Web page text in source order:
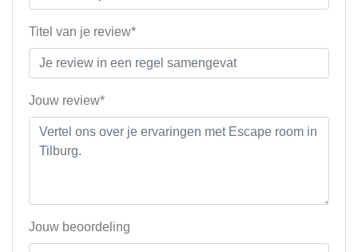
Titel van je review*
Jouw review*
Jouw beoordeling